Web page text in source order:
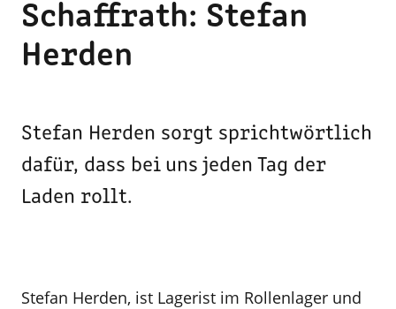
Schaffrath: Stefan
Herden
Stefan Herden sorgt sprichtwörtlich
dafür, dass bei uns jeden Tag der
Laden rollt.
Stefan Herden, ist Lagerist im Rollenlager und